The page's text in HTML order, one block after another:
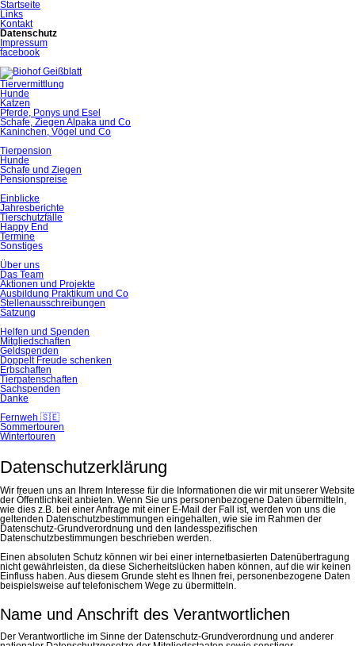
Startseite
Links
Kontakt
Datenschutz
Impressum
facebook
Tiervermittlung
Hunde
Katzen
Pferde, Ponys und Esel
Schafe, Ziegen Alpaka und Co
Kaninchen, Vögel und Co
Tierpension
Hunde
Schafe und Ziegen
Pensionspreise
Einblicke
Jahresberichte
Tierschutzfälle
Happy End
Termine
Sonstiges
Über uns
Das Team
Aktionen und Projekte
Ausbildung Praktikum und Co
Stellenausschreibungen
Satzung
Helfen und Spenden
Mitgliedschaften
Geldspenden
Doppelt Freude schenken
Erbschaften
Tierpatenschaften
Sachspenden
Danke
Fernweh 🇸🇪
Sommertouren
Wintertouren
Datenschutzerklärung
Wir freuen uns an Ihrem Interesse für die Informationen die wir mit unserer Website
der Öffentlichkeit anbieten. Wenn Sie uns personenbezogene Daten übermitteln,
wie dies z.B. bei einer Anfrage mit einer E-Mail der Fall ist, werden von uns die
geltenden Datenschutzbestimmungen eingehalten, wie sie im Rahmen der
Datenschutz-Grundverordnung und den landesspezifischen
Datenschutzbestimmungen beschrieben werden.
Einen absoluten Schutz können wir bei einer internetbasierten Datenübertragung
nicht gewährleisten, da diese Sicherheitslücken haben können, auf die wir keinen
Einfluss haben. Aus diesem Grunde steht es Ihnen frei, personenbezogene Daten
beispielsweise auf telefonischem Wege zu übermitteln.
Name und Anschrift des Verantwortlichen
Der Verantwortliche im Sinne der Datenschutz-Grundverordnung und anderer